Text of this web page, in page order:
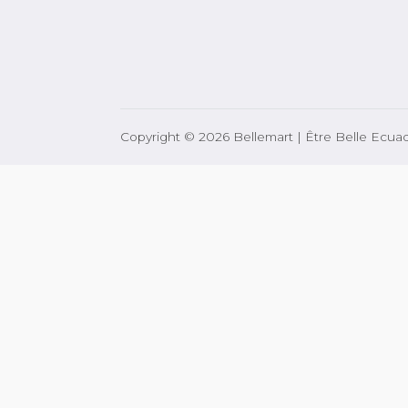
Copyright © 2026 Bellemart | Être Belle